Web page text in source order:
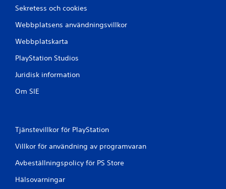
Sekretess och cookies
Webbplatsens användningsvillkor
Webbplatskarta
PlayStation Studios
Juridisk information
Om SIE
Tjänstevillkor för PlayStation
Villkor för användning av programvaran
Avbeställningspolicy för PS Store
Hälsovarningar